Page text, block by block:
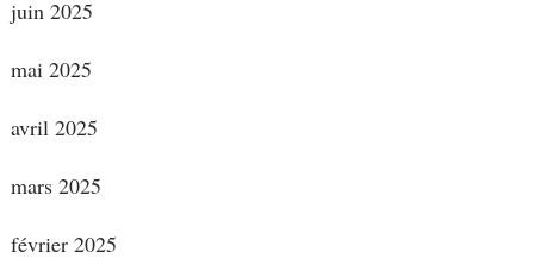
juin 2025
mai 2025
avril 2025
mars 2025
février 2025